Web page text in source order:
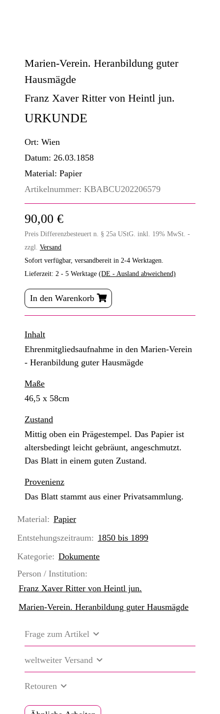
Marien-Verein. Heranbildung guter
Hausmägde
Franz Xaver Ritter von Heintl jun.
URKUNDE
Ort: Wien
Datum: 26.03.1858
Material: Papier
Artikelnummer: KBABCU202206579
90,00 €
Preis Differenzbesteuert n. § 25a UStG. inkl. 19% MwSt. -
zzgl. Versand
Sofort verfügbar, versandbereit in 2-4 Werktagen.
Lieferzeit: 2 - 5 Werktage (DE - Ausland abweichend)
In den Warenkorb
Inhalt
Ehrenmitgliedsaufnahme in den Marien-Verein
- Heranbildung guter Hausmägde
Maße
46,5 x 58cm
Zustand
Mittig oben ein Prägestempel. Das Papier ist
altersbedingt leicht gebräunt, angeschmutzt.
Das Blatt in einem guten Zustand.
Provenienz
Das Blatt stammt aus einer Privatsammlung.
Material: Papier
Entstehungszeitraum: 1850 bis 1899
Kategorie: Dokumente
Person / Institution:
Franz Xaver Ritter von Heintl jun.
Marien-Verein. Heranbildung guter Hausmägde
Frage zum Artikel
weltweiter Versand
Retouren